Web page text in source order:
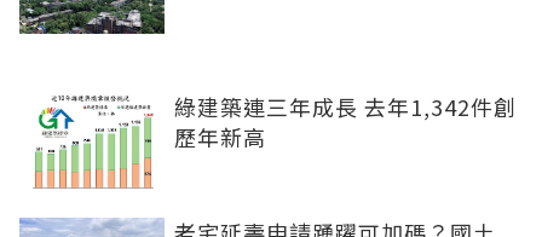
綠建築連三年成長 去年1,342件創
歷年新高